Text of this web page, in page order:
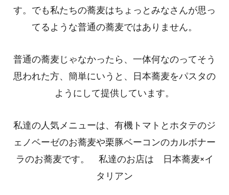
す。でも私たちの蕎麦はちょっとみなさんが思っ
てるような普通の蕎麦ではありません。
普通の蕎麦じゃなかったら、一体何なのってそう
思われた方、簡単にいうと、日本蕎麦をパスタの
ようにして提供しています。
私達の人気メニューは、有機トマトとホタテのジ
ェノベーゼのお蕎麦や栗豚ベーコンのカルボナー
ラのお蕎麦です。 私達のお店は 日本蕎麦×イ
タリアン